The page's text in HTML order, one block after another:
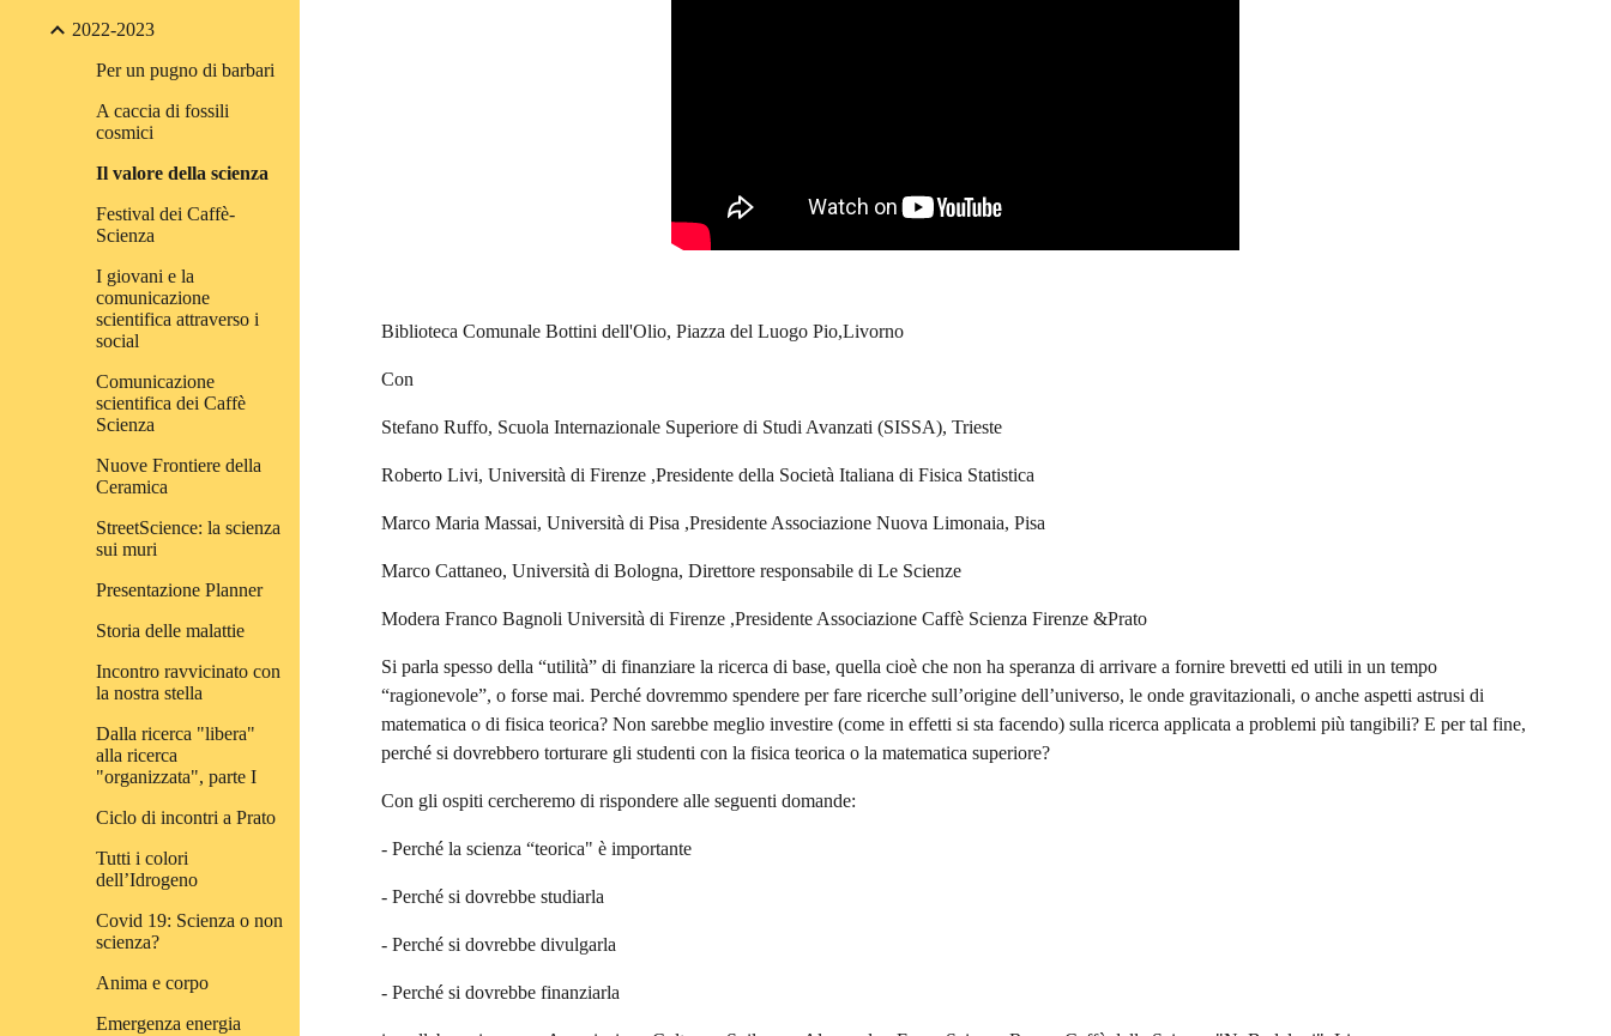
2022-2023
Per un pugno di barbari
A caccia di fossili
cosmici
Il valore della scienza
Festival dei Caffè-
Scienza
I giovani e la
comunicazione
scientifica attraverso i
social
Comunicazione
scientifica dei Caffè
Scienza
Nuove Frontiere della
Ceramica
StreetScience: la scienza
sui muri
Presentazione Planner
Storia delle malattie
Incontro ravvicinato con
la nostra stella
Dalla ricerca "libera"
alla ricerca
"organizzata", parte I
Ciclo di incontri a Prato
Tutti i colori
dell’Idrogeno
Covid 19: Scienza o non
scienza?
Anima e corpo
Emergenza energia
Biblioteca Comunale Bottini dell'Olio, Piazza del Luogo Pio,Livorno
Con
Stefano Ruffo, Scuola Internazionale Superiore di Studi Avanzati (SISSA), Trieste
Roberto Livi, Università di Firenze ,Presidente della Società Italiana di Fisica Statistica
Marco Maria Massai, Università di Pisa ,Presidente Associazione Nuova Limonaia, Pisa
Marco Cattaneo, Università di Bologna, Direttore responsabile di Le Scienze
Modera Franco Bagnoli Università di Firenze ,Presidente Associazione Caffè Scienza Firenze &Prato
Si parla spesso della “utilità” di finanziare la ricerca di base, quella cioè che non ha speranza di arrivare a fornire brevetti ed utili in un tempo
“ragionevole”, o forse mai. Perché dovremmo spendere per fare ricerche sull’origine dell’universo, le onde gravitazionali, o anche aspetti astrusi di
matematica o di fisica teorica? Non sarebbe meglio investire (come in effetti si sta facendo) sulla ricerca applicata a problemi più tangibili? E per tal fine,
perché si dovrebbero torturare gli studenti con la fisica teorica o la matematica superiore?
Con gli ospiti cercheremo di rispondere alle seguenti domande:
- Perché la scienza “teorica" è importante
- Perché si dovrebbe studiarla
- Perché si dovrebbe divulgarla
- Perché si dovrebbe finanziarla